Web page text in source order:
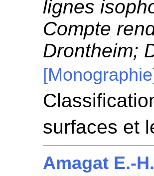
lignes
Compte
Drontheim;
surfaces et
Amagat E.-H.